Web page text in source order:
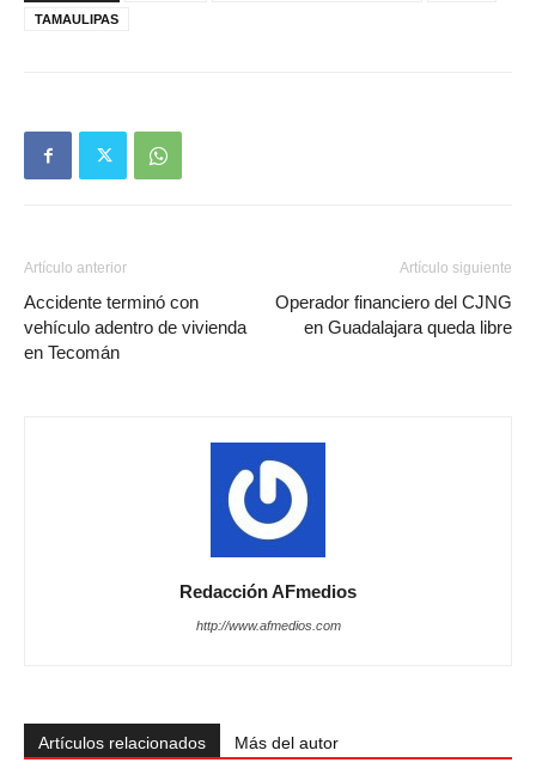
TAMAULIPAS
Artículo anterior
Accidente terminó con
vehículo adentro de vivienda
en Tecomán
Artículo siguiente
Operador financiero del CJNG
en Guadalajara queda libre
Redacción AFmedios
http://www.afmedios.com
Artículos relacionados Más del autor